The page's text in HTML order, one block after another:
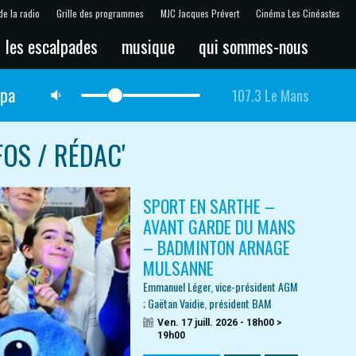
la radio Grille des programmes MJC Jacques Prévert Cinéma Les Cinéastes
les escalpades musique qui sommes-nous
107.3 Le Mans
/ RÉDAC'
SPORT EN SARTHE –
AVANT GARDE DU MANS
– BADMINTON ARNAGE
MULSANNE
Emmanuel Léger, vice-président AGM
; Gaëtan Vaidie, président BAM
Ven. 17 juill. 2026 - 18h00 >
19h00